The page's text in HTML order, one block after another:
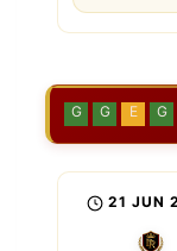
G G E G
21 JUN